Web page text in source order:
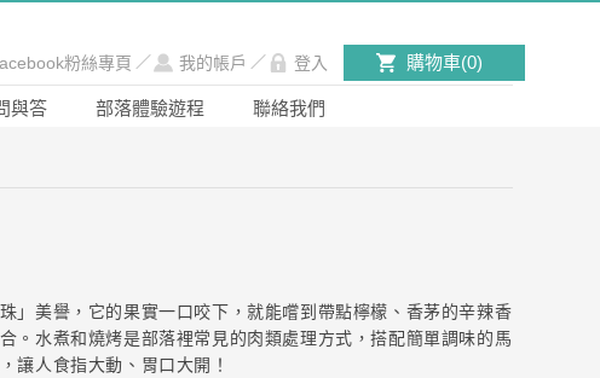
粉絲專頁 ／ 我的帳戶 ／ 登入 購物車(0)
與答 部落體驗遊程 聯絡我們
」美譽，它的果實一口咬下，就能嚐到帶點檸檬、香茅的辛辣香
。水煮和燒烤是部落裡常見的肉類處理方式，搭配簡單調味的馬
讓人食指大動、胃口大開！